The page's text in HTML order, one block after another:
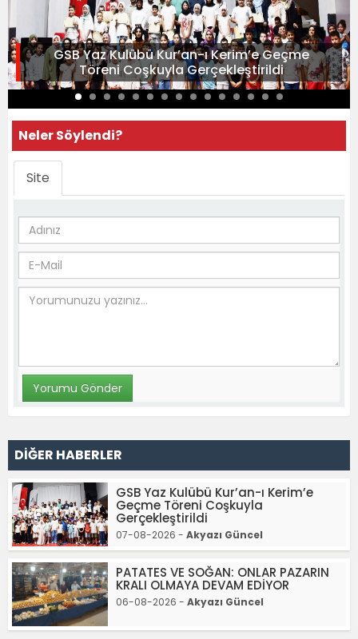
GSB Yaz Kulübü Kur’an-ı Kerim’e Geçme
Töreni Coşkuyla Gerçekleştirildi
Neler Söylendi?
Site
DİĞER HABERLER
GSB Yaz Kulübü Kur’an-ı Kerim’e
Geçme Töreni Coşkuyla
Gerçekleştirildi
07-08-2026 - Akyazı Güncel
PATATES VE SOĞAN: ONLAR PAZARIN
KRALI OLMAYA DEVAM EDİYOR
06-08-2026 - Akyazı Güncel